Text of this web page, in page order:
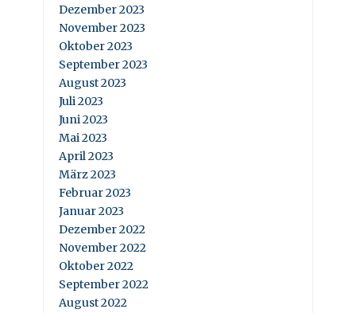
Dezember 2023
November 2023
Oktober 2023
September 2023
August 2023
Juli 2023
Juni 2023
Mai 2023
April 2023
März 2023
Februar 2023
Januar 2023
Dezember 2022
November 2022
Oktober 2022
September 2022
August 2022